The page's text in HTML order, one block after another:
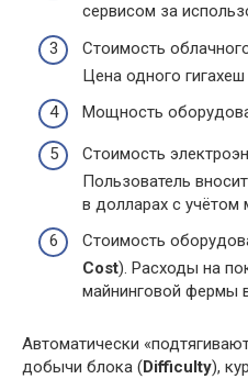
сервисом за
Стоимость
Цена одного
Мощность
Стоимость
Пользователь
в долларах с учётом
Стоимость
Cost). Расходы на
майнинговой фермы
Автоматически
добычи блока (Difficulty),